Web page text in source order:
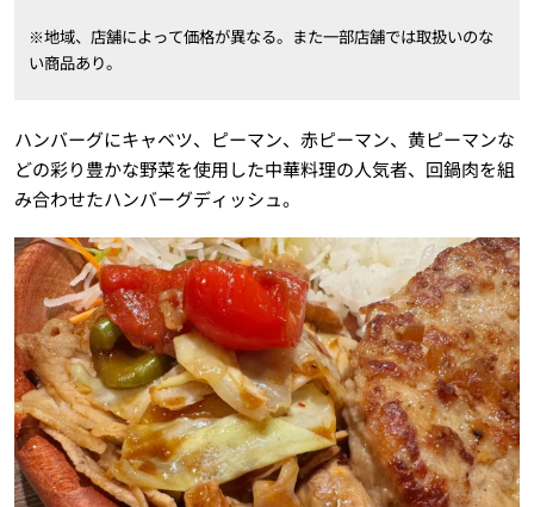
※地域、店舗によって価格が異なる。また一部店舗では取扱いのな
い商品あり。
ハンバーグにキャベツ、ピーマン、赤ピーマン、黄ピーマンな
どの彩り豊かな野菜を使用した中華料理の人気者、回鍋肉を組
み合わせたハンバーグディッシュ。